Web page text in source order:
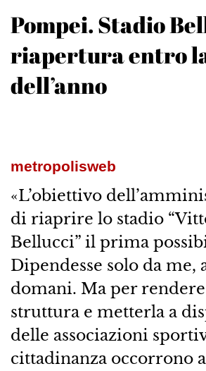
Pompei. Stadio
riapertura entro
dell’anno
metropolisweb
«L’obiettivo
di riaprire lo stadio
Bellucci” il prima
Dipendesse solo da me,
domani. Ma per
struttura e metterla a
delle associazioni
cittadinanza occorrono